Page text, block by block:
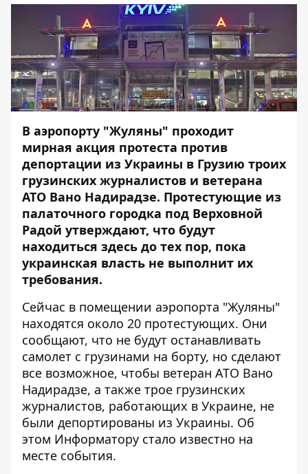
В аэропорту "Жуляны" проходит
мирная акция протеста против
депортации из Украины в Грузию троих
грузинских журналистов и ветерана
АТО Вано Надирадзе. Протестующие из
палаточного городка под Верховной
Радой утверждают, что будут
находиться здесь до тех пор, пока
украинская власть не выполнит их
требования.
Сейчас в помещении аэропорта "Жуляны"
находятся около 20 протестующих. Они
сообщают, что не будут останавливать
самолет с грузинами на борту, но сделают
все возможное, чтобы ветеран АТО Вано
Надирадзе, а также трое грузинских
журналистов, работающих в Украине, не
были депортированы из Украины. Об
этом Информатору стало известно на
месте события.